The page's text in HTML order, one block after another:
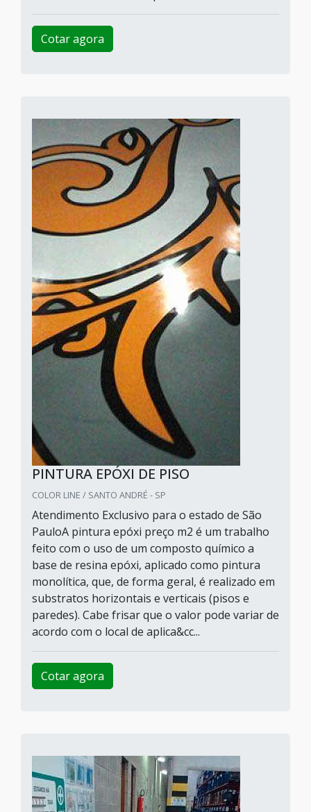
Cotar agora
PINTURA EPÓXI DE PISO
COLOR LINE / SANTO ANDRÉ - SP
Atendimento Exclusivo para o estado de São
PauloA pintura epóxi preço m2 é um trabalho
feito com o uso de um composto químico a
base de resina epóxi, aplicado como pintura
monolítica, que, de forma geral, é realizado em
substratos horizontais e verticais (pisos e
paredes). Cabe frisar que o valor pode variar de
acordo com o local de aplica&cc...
Cotar agora